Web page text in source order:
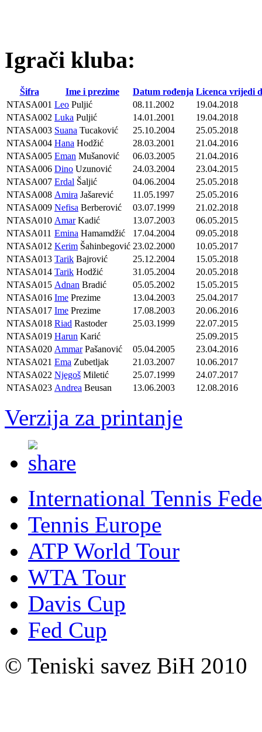
Igrači kluba:
Šifra Ime i prezime Datum rođenja Licenca vrijedi
NTASA001 Leo Puljić 08.11.2002
19.04.2018
NTASA002 Luka Puljić 14.01.2001
19.04.2018
NTASA003 Suana Tucaković 25.10.2004
25.05.2018
NTASA004 Hana Hodžić 28.03.2001
21.04.2016
NTASA005 Eman Mušanović 06.03.2005
21.04.2016
NTASA006 Dino Uzunović 24.03.2004
23.04.2015
NTASA007 Erdal Šaljić 04.06.2004
25.05.2018
NTASA008 Amira Jašarević 11.05.1997
25.05.2016
NTASA009 Nefisa Berberović 03.07.1999
21.02.2018
NTASA010 AmarKadić 13.07.2003
06.05.2015
NTASA011 Emina Hamamdžić 17.04.2004
09.05.2018
NTASA012 Kerim Šahinbegović 23.02.2000
10.05.2017
NTASA013 Tarik Bajrović 25.12.2004
15.05.2018
NTASA014 Tarik Hodžić 31.05.2004
20.05.2018
NTASA015 Adnan Bradić 05.05.2002
15.05.2015
NTASA016 Ime Prezime 13.04.2003
25.04.2017
NTASA017 Ime Prezime 17.08.2003
20.06.2016
NTASA018 Riad Rastoder 25.03.1999
22.07.2015
NTASA019 Harun Karić
25.09.2015
NTASA020 AmmarPašanović 05.04.2005
23.04.2016
NTASA021 Ema Zubetljak 21.03.2007
10.06.2017
NTASA022 Njegoš Miletić 25.07.1999
24.07.2017
NTASA023 Andrea Beusan 13.06.2003 12.08.2016
Verzija za printanje
International Tennis
Tennis Europe
ATP World Tour
WTA Tour
Davis Cup
Fed Cup
© Teniski savez BiH 2010